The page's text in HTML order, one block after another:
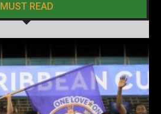
MUST READ